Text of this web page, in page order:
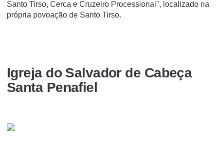
Santo Tirso, Cerca e Cruzeiro Processional", localizado na
própria povoação de Santo Tirso.
Igreja do Salvador de Cabeça
Santa Penafiel